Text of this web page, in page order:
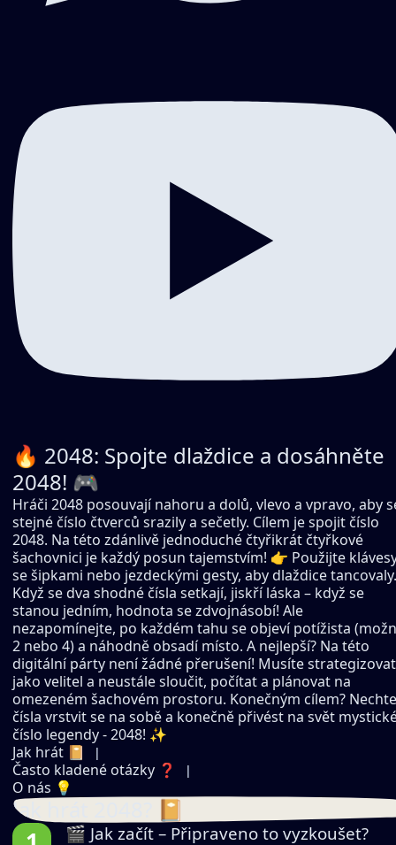
🔥 2048: Spojte dlaždice a dosáhněte
2048! 🎮
Hráči 2048 posouvají nahoru a dolů, vlevo a vpravo, aby
stejné číslo čtverců srazily a sečetly. Cílem je spojit číslo
2048. Na této zdánlivě jednoduché čtyřikrát čtyřkové
šachovnici je každý posun tajemstvím! 👉 Použijte
se šipkami nebo jezdeckými gesty, aby dlaždice tancovaly.
Když se dva shodné čísla setkají, jiskří láska – když se
stanou jedním, hodnota se zdvojnásobí! Ale
nezapomínejte, po každém tahu se objeví potížista
2 nebo 4) a náhodně obsadí místo. A nejlepší? Na této
digitální párty není žádné přerušení! Musíte strategizovat
jako velitel a neustále sloučit, počítat a plánovat na
omezeném šachovém prostoru. Konečným cílem? Nechte
čísla vrstvit se na sobě a konečně přivést na svět
číslo legendy - 2048! ✨
Jak hrát 📔
Často kladené otázky ❓
O nás 💡
Jak hrát 2048? 📔
🎬 Jak začít – Připraveno to vyzkoušet?